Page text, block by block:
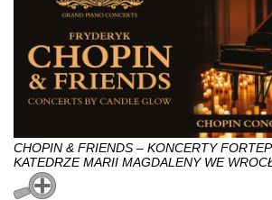
CHOPIN & FRIENDS – KONCERTY
KATEDRZE MARII MAGDALENY WE